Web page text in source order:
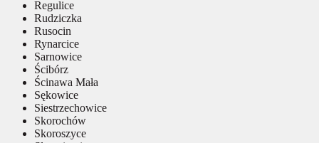
Regulice
Rudziczka
Rusocin
Rynarcice
Sarnowice
Ścibórz
Ścinawa Mała
Sękowice
Siestrzechowice
Skorochów
Skoroszyce